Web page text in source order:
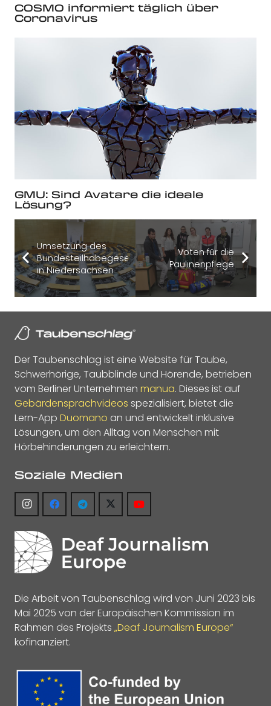
COSMO informiert täglich über
Coronavirus
GMU: Sind Avatare die ideale
Lösung?
Umsetzung des
Bundesteilhabegesetzes
in Niedersachsen
Voten für die
Paulinenpflege
Der Taubenschlag ist eine Website für Taube,
Schwerhörige, Taubblinde und Hörende, betrieben
vom Berliner Unternehmen manua. Dieses ist auf
Gebärdensprachvideos spezialisiert, bietet die
Lern-App Duomano an und entwickelt inklusive
Lösungen, um den Alltag von Menschen mit
Hörbehinderungen zu erleichtern.
Soziale Medien
Die Arbeit von Taubenschlag wird von Juni 2023 bis
Mai 2025 von der Europäischen Kommission im
Rahmen des Projekts „Deaf Journalism Europe“
kofinanziert.